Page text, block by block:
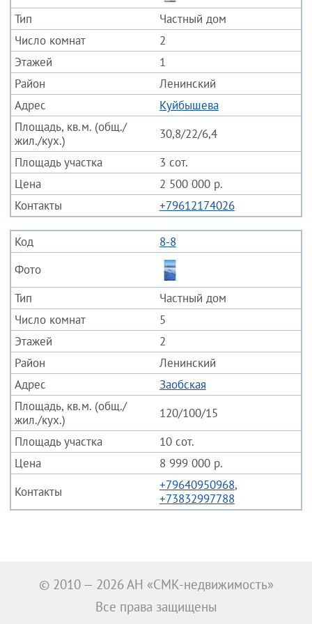
ЦУМ
Челюскинский
Заельцовский
Ботанический
Горбольница
Городской аэропорт
ДК Кирова
ДК Энергия
Кропоткинский
Линейный
Площадь Калинина
Стрижи
Сухарная
Калининский
Богдана Хмельницкого
Гвардейский
Менделеевский
Северный
Мочище
Новолуговое
Озерный
Приобский
Раздольное
Садовый
Толмачево
Тулинский
Элитный
Частный дом
2
1
Ленинский
Куйбышева
30,8/22/6,4
3 сот.
2 500 000 р.
+79612174026
8-8
Частный дом
5
2
Ленинский
Заобская
120/100/15
10 сот.
8 999 000 р.
+79640950968,
+73832997788
© 2010 — 2026 АН «СМК-недвижимость»
Все права защищены